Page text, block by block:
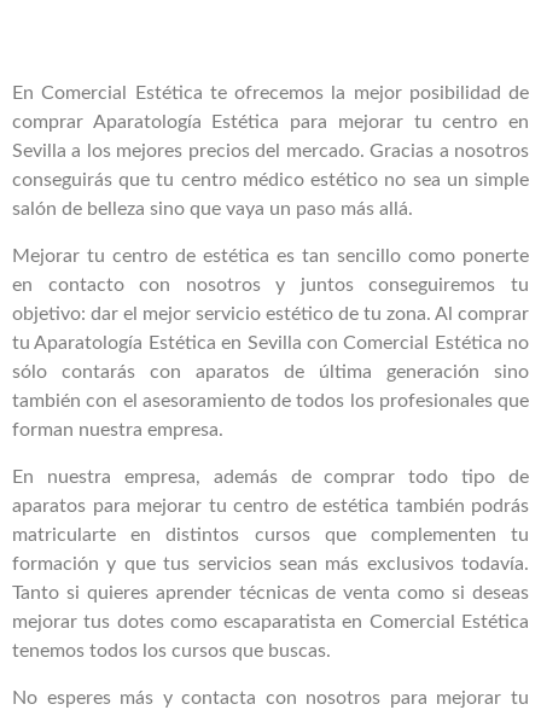
En Comercial Estética te ofrecemos la mejor posibilidad de
comprar Aparatología Estética para mejorar tu centro en
Sevilla a los mejores precios del mercado. Gracias a nosotros
conseguirás que tu centro médico estético no sea un simple
salón de belleza sino que vaya un paso más allá.
Mejorar tu centro de estética es tan sencillo como ponerte
en contacto con nosotros y juntos conseguiremos tu
objetivo: dar el mejor servicio estético de tu zona. Al comprar
tu Aparatología Estética en Sevilla con Comercial Estética no
sólo contarás con aparatos de última generación sino
también con el asesoramiento de todos los profesionales que
forman nuestra empresa.
En nuestra empresa, además de comprar todo tipo de
aparatos para mejorar tu centro de estética también podrás
matricularte en distintos cursos que complementen tu
formación y que tus servicios sean más exclusivos todavía.
Tanto si quieres aprender técnicas de venta como si deseas
mejorar tus dotes como escaparatista en Comercial Estética
tenemos todos los cursos que buscas.
No esperes más y contacta con nosotros para mejorar tu